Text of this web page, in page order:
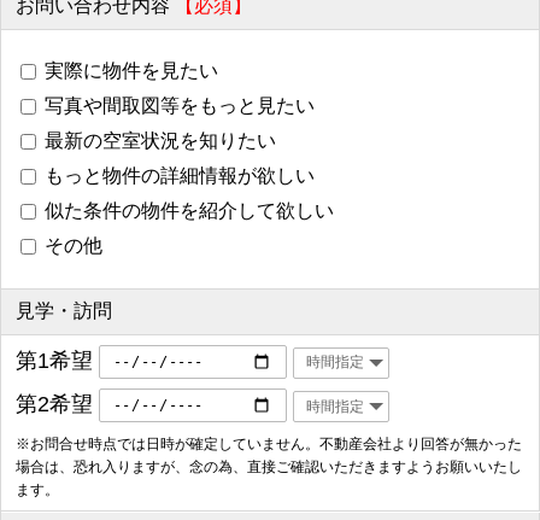
お問い合わせ内容 【必須】
実際に物件を見たい
写真や間取図等をもっと見たい
最新の空室状況を知りたい
もっと物件の詳細情報が欲しい
似た条件の物件を紹介して欲しい
その他
見学・訪問
第1希望
第2希望
※お問合せ時点では日時が確定していません。不動産会社より回答が無かった
場合は、恐れ入りますが、念の為、直接ご確認いただきますようお願いいたし
ます。